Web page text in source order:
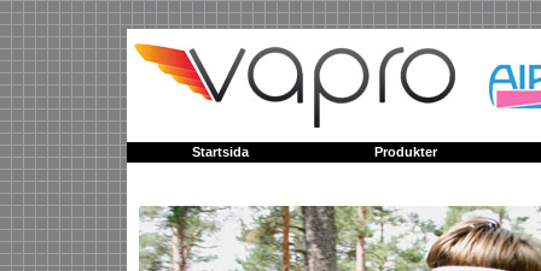
Startsida Produkter